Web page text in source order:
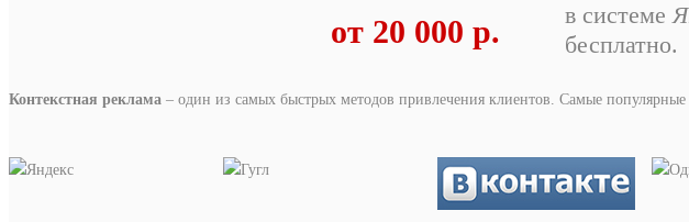
от 20 000 р.
в системе
бесплатно.
Контекстная реклама – один из самых быстрых методов привлечения клиентов. Самые